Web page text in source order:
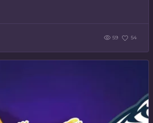
59 54